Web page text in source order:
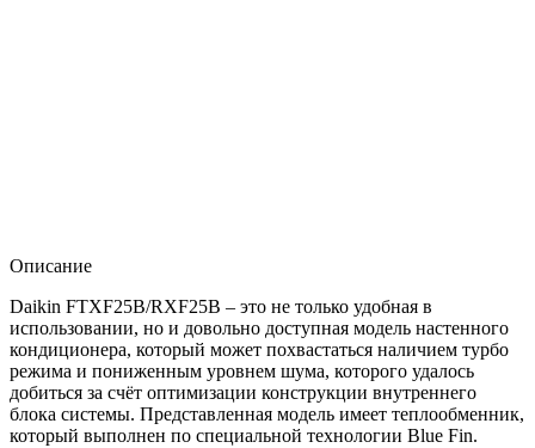
Описание
Daikin FTXF25B/RXF25B – это не только удобная в
использовании, но и довольно доступная модель настенного
кондиционера, который может похвастаться наличием турбо
режима и пониженным уровнем шума, которого удалось
добиться за счёт оптимизации конструкции внутреннего
блока системы. Представленная модель имеет теплообменник,
который выполнен по специальной технологии Blue Fin.